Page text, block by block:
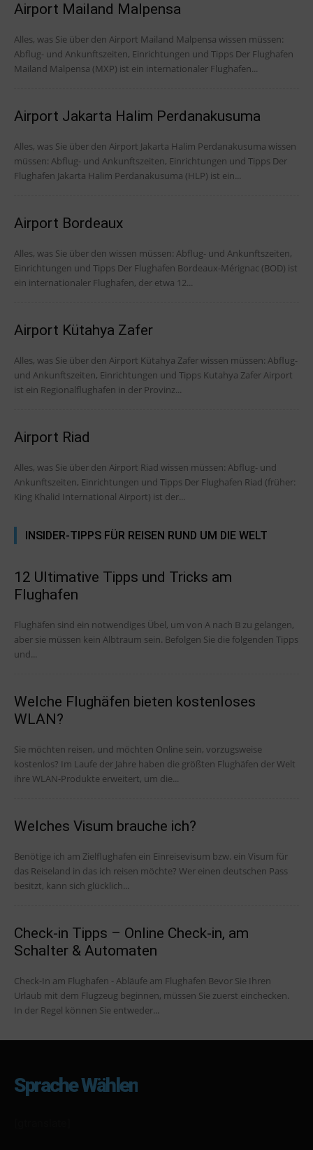
Airport Mailand Malpensa
Alles, was Sie über den Airport Mailand Malpensa wissen müssen:
Abflug- und Ankunftszeiten, Einrichtungen und Tipps Der Flughafen
Mailand Malpensa (MXP) ist ein internationaler Flughafen...
Airport Jakarta Halim Perdanakusuma
Alles, was Sie über den Airport Jakarta Halim Perdanakusuma wissen
müssen: Abflug- und Ankunftszeiten, Einrichtungen und Tipps Der
Flughafen Jakarta Halim Perdanakusuma (HLP) ist ein...
Airport Bordeaux
Alles, was Sie über den wissen müssen: Abflug- und Ankunftszeiten,
Einrichtungen und Tipps Der Flughafen Bordeaux-Mérignac (BOD) ist
ein internationaler Flughafen, der etwa 12...
Airport Kütahya Zafer
Alles, was Sie über den Airport Kütahya Zafer wissen müssen: Abflug-
und Ankunftszeiten, Einrichtungen und Tipps Kutahya Zafer Airport
ist ein Regionalflughafen in der Provinz...
Airport Riad
Alles, was Sie über den Airport Riad wissen müssen: Abflug- und
Ankunftszeiten, Einrichtungen und Tipps Der Flughafen Riad (früher:
King Khalid International Airport) ist der...
INSIDER-TIPPS FÜR REISEN RUND UM DIE WELT
12 Ultimative Tipps und Tricks am
Flughafen
Flughäfen sind ein notwendiges Übel, um von A nach B zu gelangen,
aber sie müssen kein Albtraum sein. Befolgen Sie die folgenden Tipps
und...
Welche Flughäfen bieten kostenloses
WLAN?
Sie möchten reisen, und möchten Online sein, vorzugsweise
kostenlos? Im Laufe der Jahre haben die größten Flughäfen der Welt
ihre WLAN-Produkte erweitert, um die...
Welches Visum brauche ich?
Benötige ich am Zielflughafen ein Einreisevisum bzw. ein Visum für
das Reiseland in das ich reisen möchte? Wer einen deutschen Pass
besitzt, kann sich glücklich...
Check-in Tipps – Online Check-in, am
Schalter & Automaten
Check-In am Flughafen - Abläufe am Flughafen Bevor Sie Ihren
Urlaub mit dem Flugzeug beginnen, müssen Sie zuerst einchecken.
In der Regel können Sie entweder...
Sprache Wählen